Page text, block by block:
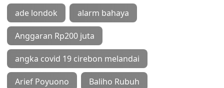
ade londok alarm bahaya
Anggaran Rp200 juta
angka covid 19 cirebon melandai
Arief Poyuono Baliho Rubuh